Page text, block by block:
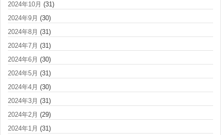
2024年10月 (31)
2024年9月 (30)
2024年8月 (31)
2024年7月 (31)
2024年6月 (30)
2024年5月 (31)
2024年4月 (30)
2024年3月 (31)
2024年2月 (29)
2024年1月 (31)